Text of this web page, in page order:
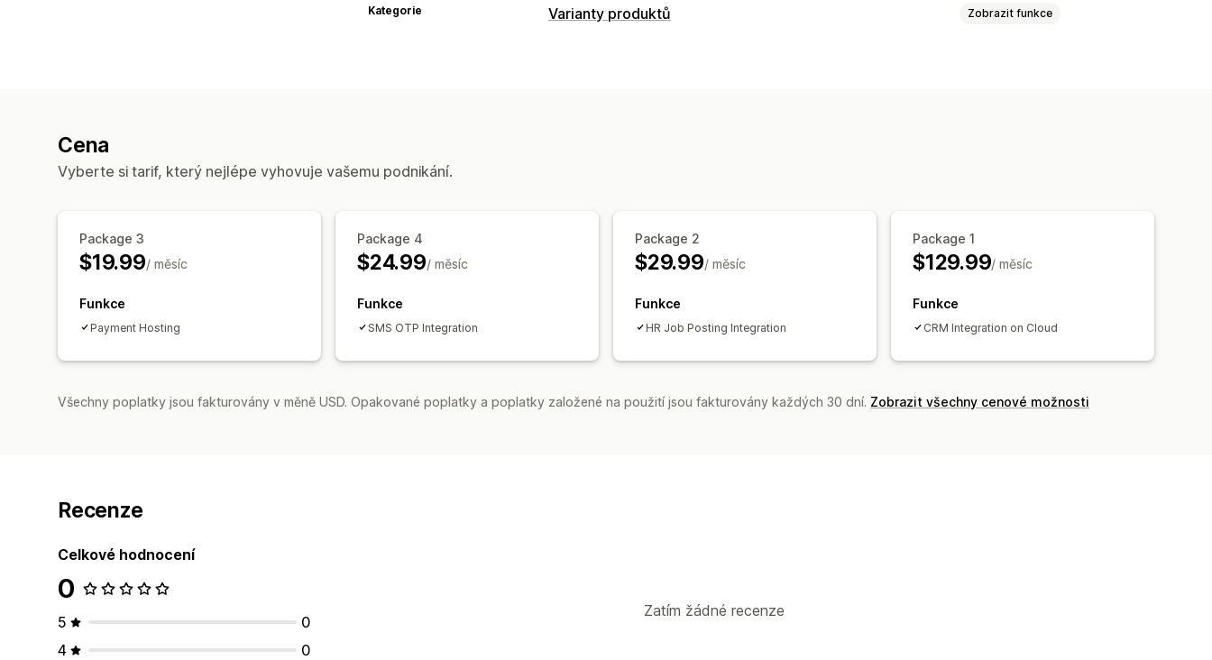
Kategorie Varianty produktů Zobrazit funkce
Cena
Vyberte si tarif, který nejlépe vyhovuje vašemu podnikání.
Package 3
$19.99/ měsíc
Funkce
Payment Hosting
Package 4
$24.99/ měsíc
Funkce
SMS OTP Integration
Package 2
$29.99/ měsíc
Funkce
HR Job Posting Integration
Package 1
$129.99/ měsíc
Funkce
CRM Integration on Cloud
Všechny poplatky jsou fakturovány v měně USD. Opakované poplatky a poplatky založené na použití jsou fakturovány každých 30 dní. Zobrazit všechny cenové možnosti
Recenze
Celkové hodnocení
0
5
0
4
0
Zatím žádné recenze